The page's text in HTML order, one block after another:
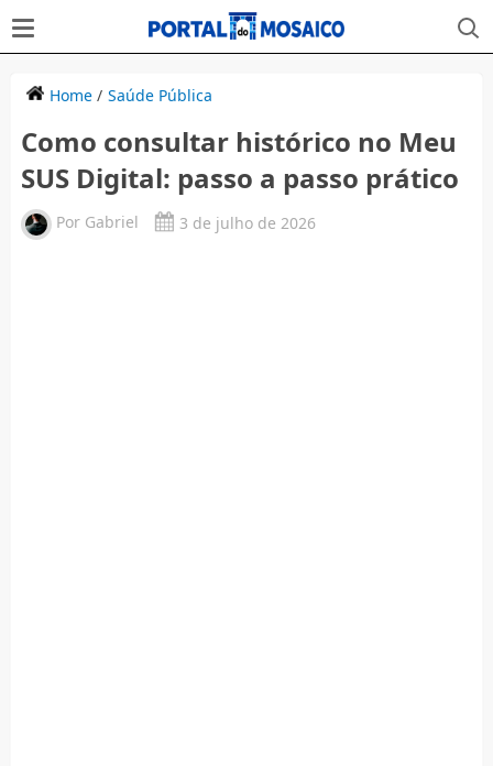
Home/ Saúde Pública
Como consultar histórico no Meu
SUS Digital: passo a passo prático
Por Gabriel 3 de julho de 2026